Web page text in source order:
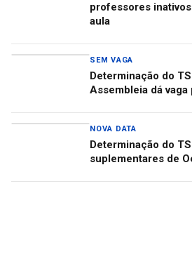
professores
aula
SEM VAGA
Determinação do
Assembleia dá vaga
NOVA DATA
Determinação do
suplementares de